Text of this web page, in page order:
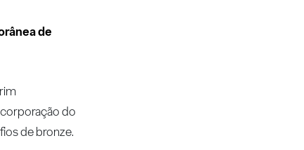
de
do
de bronze.